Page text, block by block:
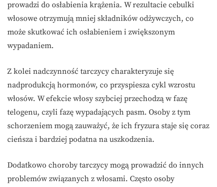
prowadzi do osłabienia krążenia. W rezultacie cebulki
włosowe otrzymują mniej składników odżywczych, co
może skutkować ich osłabieniem i zwiększonym
wypadaniem.
Z kolei nadczynność tarczycy charakteryzuje się
nadprodukcją hormonów, co przyspiesza cykl wzrostu
włosów. W efekcie włosy szybciej przechodzą w fazę
telogenu, czyli fazę wypadających pasm. Osoby z tym
schorzeniem mogą zauważyć, że ich fryzura staje się coraz
cieńsza i bardziej podatna na uszkodzenia.
Dodatkowo choroby tarczycy mogą prowadzić do innych
problemów związanych z włosami. Często osoby